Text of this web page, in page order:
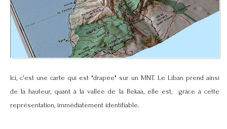
Ici, c'est une carte qui est "drapée" sur un MNT. Le Liban prend ainsi
de la hauteur, quant à la vallée de la Bekaa, elle est, grâce à cette
représentation, immédiatement identifiable.